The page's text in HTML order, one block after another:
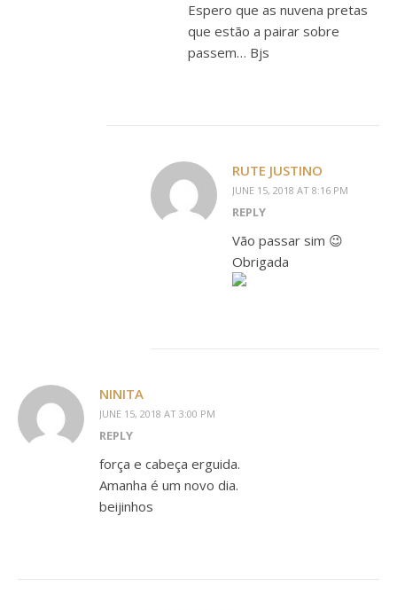
Espero que as nuvena pretas
que estão a pairar sobre
passem… Bjs
RUTE JUSTINO
JUNE 15, 2018 AT 8:16 PM
REPLY
Vão passar sim 😉
Obrigada
NINITA
JUNE 15, 2018 AT 3:00 PM
REPLY
força e cabeça erguida.
Amanha é um novo dia.
beijinhos